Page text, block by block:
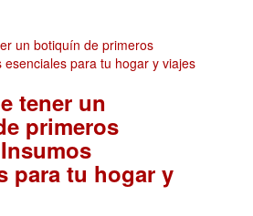
tener un
primeros
para tu hogar y